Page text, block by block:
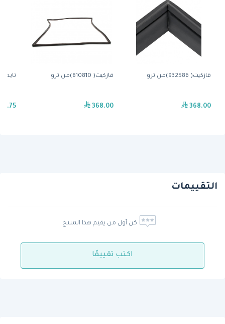
قازكيت( 932586)من ترو
368.00
قازكيت( 810810)من ترو
368.00
تايمر( 831995)من
التقييمات
كن أول من يقيم هذا المنتج
اكتب تقييمًا